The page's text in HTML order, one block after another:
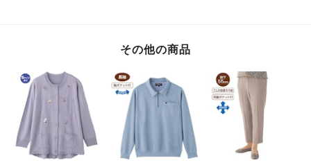
その他の商品